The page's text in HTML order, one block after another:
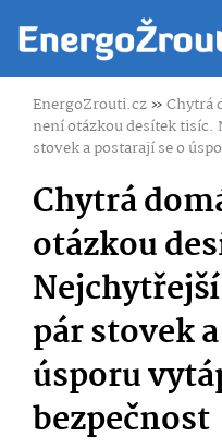
EnergoZrouti.cz»Chytrá
není otázkou desítek
stovek a postarají se o
Chytrá
otázkou
pár stovek
úsporu
bezpečnost